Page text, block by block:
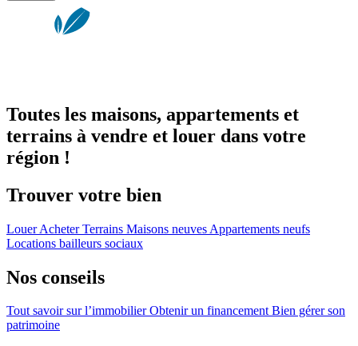
Toutes les maisons, appartements et
terrains à vendre et louer dans votre
région !
Trouver votre bien
LouerAcheterTerrains Maisons neuves Appartements neufs
Locations bailleurs sociaux
Nos conseils
Tout savoir sur l’immobilierObtenir un financementBien gérer son
patrimoine